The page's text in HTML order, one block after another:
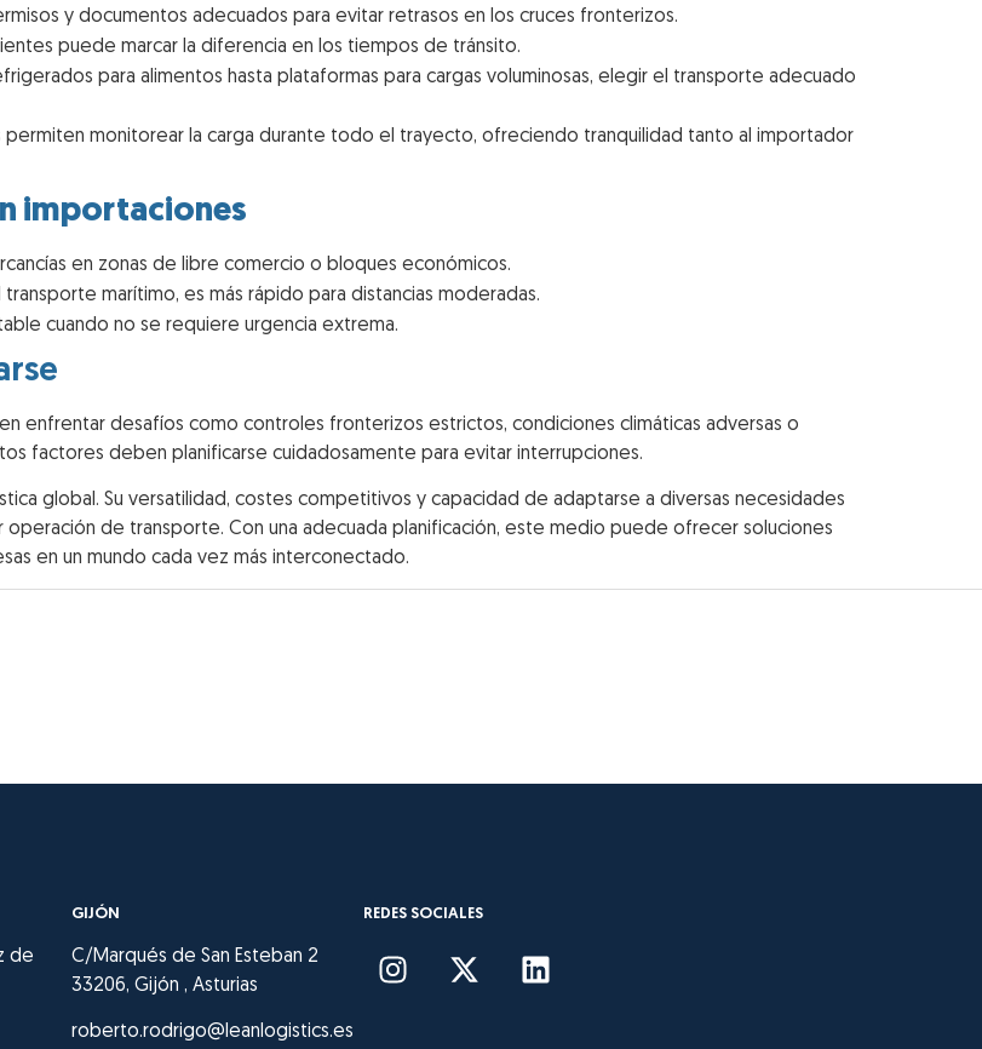
y documentos adecuados para evitar retrasos en los cruces fronterizos.
puede marcar la diferencia en los tiempos de tránsito.
para alimentos hasta plataformas para cargas voluminosas, elegir el transporte adecuado
permiten monitorear la carga durante todo el trayecto, ofreciendo tranquilidad tanto al importador
importaciones
en zonas de libre comercio o bloques económicos.
transporte marítimo, es más rápido para distancias moderadas.
cuando no se requiere urgencia extrema.
enfrentar desafíos como controles fronterizos estrictos, condiciones climáticas adversas o
factores deben planificarse cuidadosamente para evitar interrupciones.
global. Su versatilidad, costes competitivos y capacidad de adaptarse a diversas necesidades
de transporte. Con una adecuada planificación, este medio puede ofrecer soluciones
en un mundo cada vez más interconectado.
de
GIJÓN
C/Marqués de San Esteban 2
33206, Gijón , Asturias
roberto.rodrigo@leanlogistics.es
REDES SOCIALES